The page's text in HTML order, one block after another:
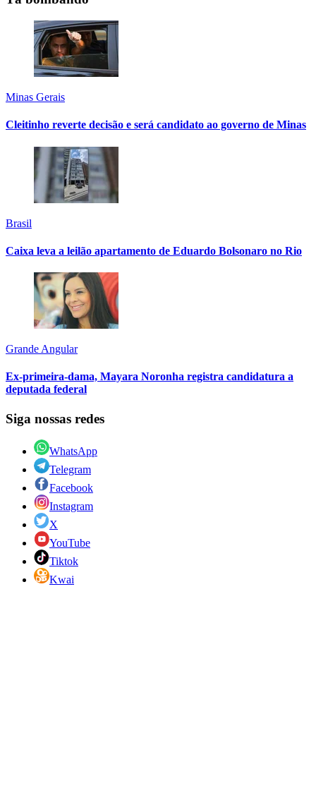
Minas Gerais
Cleitinho reverte decisão e será candidato ao governo de Minas
Brasil
Caixa leva a leilão apartamento de Eduardo Bolsonaro no Rio
Grande Angular
Ex-primeira-dama, Mayara Noronha registra candidatura a
deputada federal
Siga nossas redes
WhatsApp
Telegram
Facebook
Instagram
X
YouTube
Tiktok
Kwai